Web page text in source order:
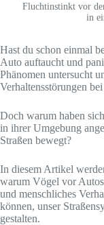
Fluchtinstinkt vor
in
Hast du schon einmal
Auto auftaucht und
Phänomen untersucht
Verhaltensstörungen
Doch warum haben
in ihrer Umgebung
Straßen bewegt?
In diesem Artikel
warum Vögel vor
und menschliches
können, unser
gestalten.